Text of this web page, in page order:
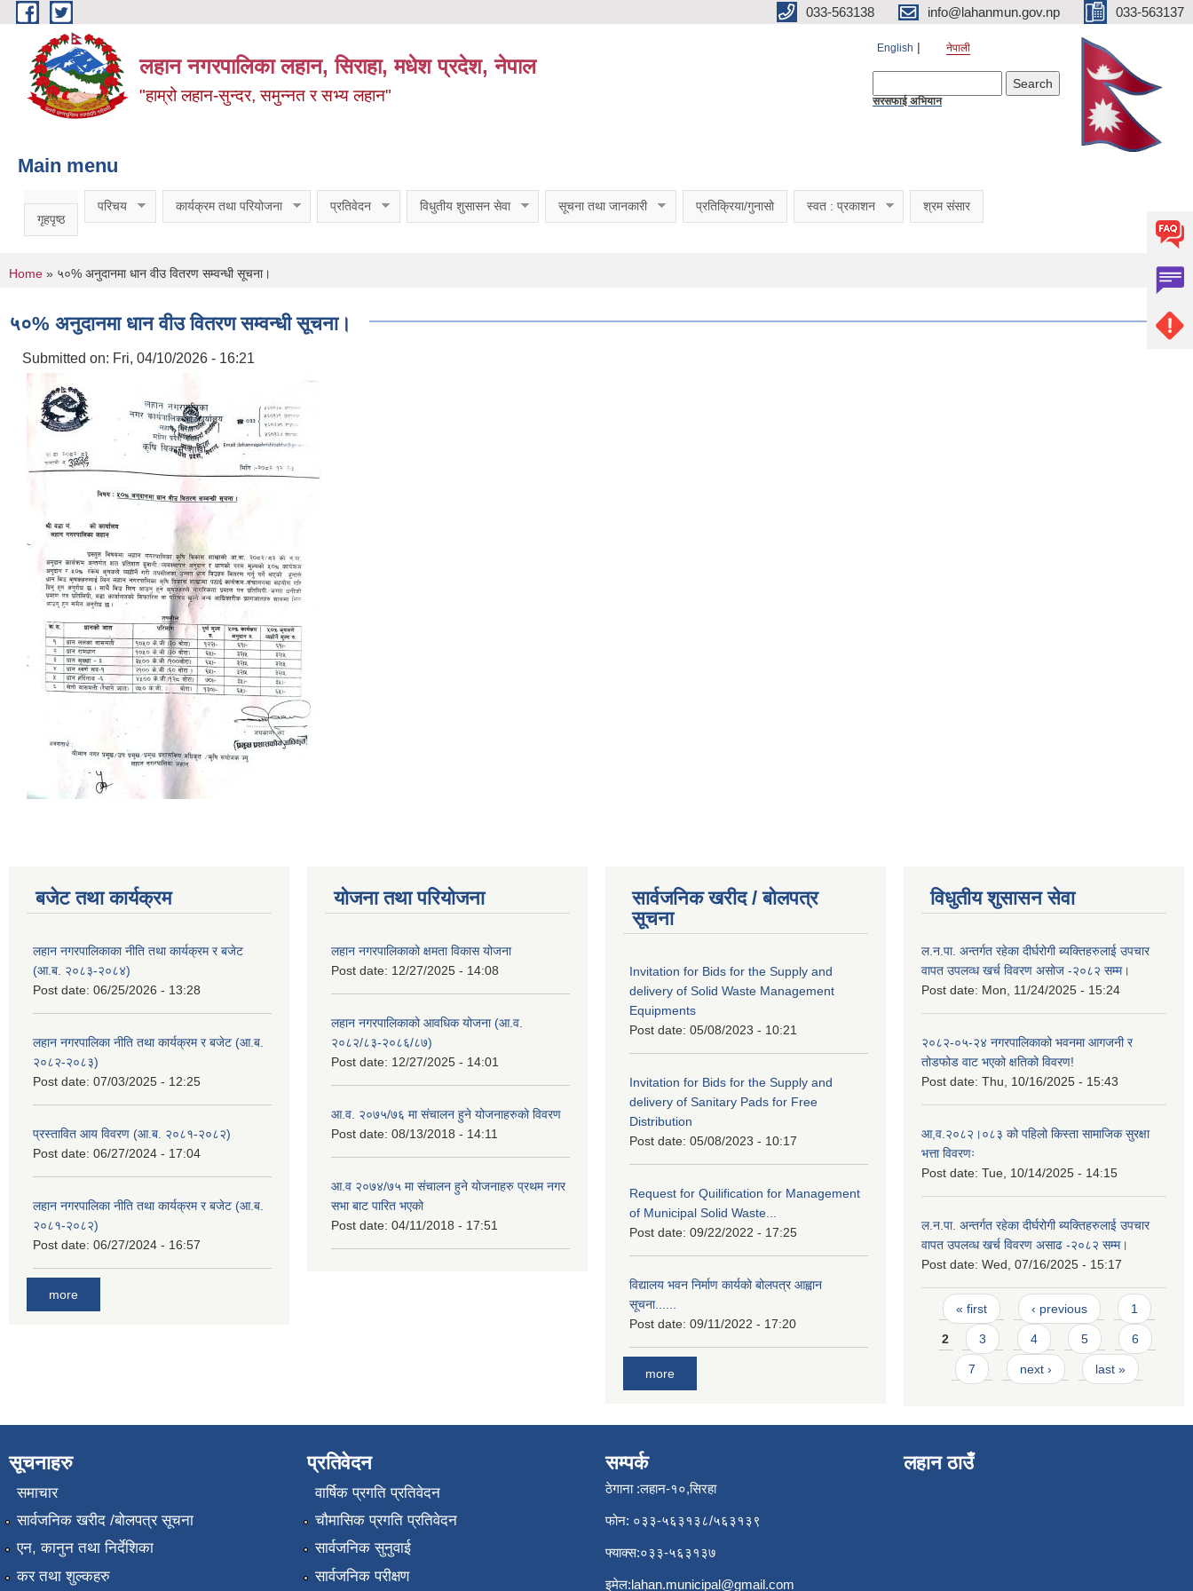
Skip to main content 033-563138 info@lahanmun.gov.np 033-563137
लहान नगरपालिका लहान, सिराहा, मधेश प्रदेश, नेपाल
"हाम्रो लहान-सुन्दर, समुन्नत र सभ्य लहान"
English नेपाली
सरसफाई अभियान
Main menu
गृहपृष्ठ
परिचय कार्यक्रम तथा परियोजना प्रतिवेदन विधुतीय शुसासन सेवा सूचना तथा जानकारी प्रतिक्रिया/गुनासो स्वत : प्रकाशन श्रम संसार
You are here
Home » ५०% अनुदानमा धान वीउ वितरण सम्वन्धी सूचना।
५०% अनुदानमा धान वीउ वितरण सम्वन्धी सूचना।
Submitted on: Fri, 04/10/2026 - 16:21
बजेट तथा कार्यक्रम
लहान नगरपालिकाका नीति तथा कार्यक्रम र बजेट
(आ.ब. २०८३-२०८४)
Post date: 06/25/2026 - 13:28
लहान नगरपालिका नीति तथा कार्यक्रम र बजेट (आ.ब.
२०८२-२०८३)
Post date: 07/03/2025 - 12:25
प्रस्तावित आय विवरण (आ.ब. २०८१-२०८२)
Post date: 06/27/2024 - 17:04
लहान नगरपालिका नीति तथा कार्यक्रम र बजेट (आ.ब.
२०८१-२०८२)
Post date: 06/27/2024 - 16:57
more
योजना तथा परियोजना
लहान नगरपालिकाको क्षमता विकास योजना
Post date: 12/27/2025 - 14:08
लहान नगरपालिकाको आवधिक योजना (आ.व.
२०८२/८३-२०८६/८७)
Post date: 12/27/2025 - 14:01
आ.व. २०७५/७६ मा संचालन हुने योजनाहरुको विवरण
Post date: 08/13/2018 - 14:11
आ.व २०७४/७५ मा संचालन हुने योजनाहरु प्रथम नगर
सभा बाट पारित भएको
Post date: 04/11/2018 - 17:51
सार्वजनिक खरीद / बोलपत्र
सूचना
Invitation for Bids for the Supply and
delivery of Solid Waste Management
Equipments
Post date: 05/08/2023 - 10:21
Invitation for Bids for the Supply and
delivery of Sanitary Pads for Free
Distribution
Post date: 05/08/2023 - 10:17
Request for Quilification for Management
of Municipal Solid Waste...
Post date: 09/22/2022 - 17:25
विद्यालय भवन निर्माण कार्यको बोलपत्र आह्वान
सूचना......
Post date: 09/11/2022 - 17:20
more
विधुतीय शुसासन सेवा
ल.न.पा. अन्तर्गत रहेका दीर्घरोगी ब्यक्तिहरुलाई उपचार
वापत उपलव्ध खर्च विवरण असोज -२०८२ सम्म।
Post date: Mon, 11/24/2025 - 15:24
२०८२-०५-२४ नगरपालिकाको भवनमा आगजनी र
तोडफोड वाट भएको क्षतिको विवरण!
Post date: Thu, 10/16/2025 - 15:43
आ,व.२०८२।०८३ को पहिलो किस्ता सामाजिक सुरक्षा
भत्ता विवरणः
Post date: Tue, 10/14/2025 - 14:15
ल.न.पा. अन्तर्गत रहेका दीर्घरोगी ब्यक्तिहरुलाई उपचार
वापत उपलव्ध खर्च विवरण असाढ -२०८२ सम्म।
Post date: Wed, 07/16/2025 - 15:17
Pages
« first ‹ previous 1
2 3 4 5 6
7 next › last »
सूचनाहरु
समाचार
सार्वजनिक खरीद /बोलपत्र सूचना
एन, कानुन तथा निर्देशिका
कर तथा शुल्कहरु
प्रतिवेदन
वार्षिक प्रगति प्रतिवेदन
चौमासिक प्रगति प्रतिवेदन
सार्वजनिक सुनुवाई
सार्वजनिक परीक्षण
सम्पर्क
ठेगाना :लहान-१०,सिरहा
फोन: ०३३-५६३१३८/५६३१३९
फ्याक्स:०३३-५६३१३७
इमेल:lahan.municipal@gmail.com
लहान ठाउँ